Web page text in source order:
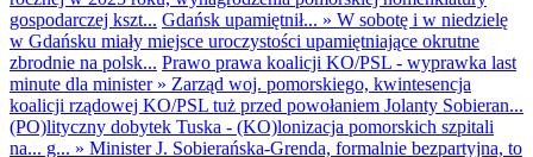
gospodarczej kszt... Gdańsk upamiętnił... » W sobotę i w niedzielę
w Gdańsku miały miejsce uroczystości upamiętniające okrutne
zbrodnie na polsk... Prawo prawa koalicji KO/PSL - wyprawka last
minute dla minister» Zarząd woj. pomorskiego, kwintesencja
koalicji rządowej KO/PSL tuż przed powołaniem Jolanty Sobieran...
(PO)lityczny dobytek Tuska - (KO)lonizacja pomorskich szpitali
na... g... » Minister J. Sobierańska-Grenda, formalnie bezpartyjna, to